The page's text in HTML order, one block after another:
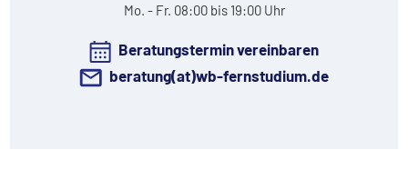
Mo. - Fr. 08:00 bis 19:00 Uhr
Beratungstermin vereinbaren
beratung(at)wb-fernstudium.de